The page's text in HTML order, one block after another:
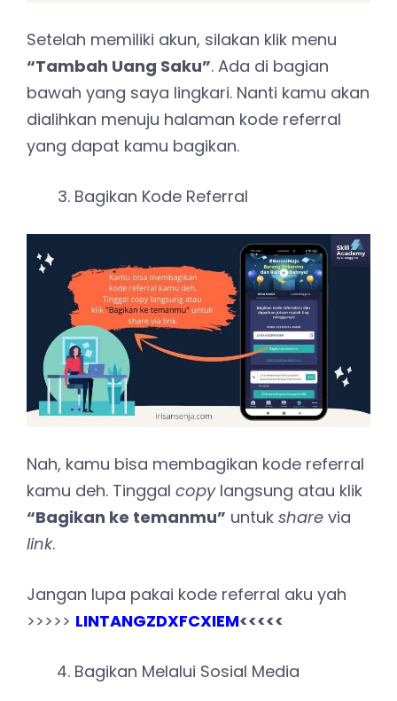
Setelah memiliki akun, silakan klik menu
“Tambah Uang Saku”. Ada di bagian
bawah yang saya lingkari. Nanti kamu akan
dialihkan menuju halaman kode referral
yang dapat kamu bagikan.
Bagikan Kode Referral
Nah, kamu bisa membagikan kode referral
kamu deh. Tinggal copylangsung atau klik
“Bagikan ke temanmu” untuk share via
link.
Jangan lupa pakai kode referral aku yah
>>>>> LINTANGZDXFCXIEM<<<<<
Bagikan Melalui Sosial Media